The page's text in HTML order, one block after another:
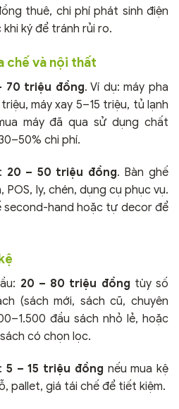
thuê, chi phí phát sinh điện
ký để tránh rủi ro.
chế và nội thất
70 triệu đồng. Ví dụ: máy pha
máy xay 5–15 triệu, tủ lạnh
máy đã qua sử dụng chất
chi phí.
20 – 50 triệu đồng. Bàn ghế
ly, chén, dụng cụ phục vụ.
second-hand hoặc tự decor để
20 – 80 triệu đồng tùy số
(sách mới, sách cũ, chuyên
đầu sách nhỏ lẻ, hoặc
có chọn lọc.
5 – 15 triệu đồng nếu mua kệ
pallet, giá tái chế để tiết kiệm.